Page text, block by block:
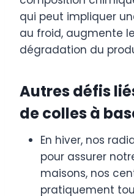
qui peut impliquer
au froid, augmente
dégradation du
Autres défis
de colles à
En hiver, nos
pour assurer
maisons, nos
pratiquement